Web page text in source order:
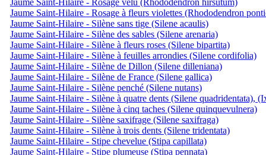
Jaume Saint-Hilaire - Rosage à fleurs violettes (Rhododendron
Jaume Saint-Hilaire - Silène sans tige (Silene acaulis)
Jaume Saint-Hilaire - Silène des sables (Silene arenaria)
Jaume Saint-Hilaire - Silène à fleurs roses (Silene bipartita)
Jaume Saint-Hilaire - Silène à feuilles arrondies (Silene cordifolia)
Jaume Saint-Hilaire - Silène de Dillon (Silene dilleniana)
Jaume Saint-Hilaire - Silène de France (Silene gallica)
Jaume Saint-Hilaire - Silène penché (Silene nutans)
Jaume Saint-Hilaire - Silène à quatre dents (Silene quadridentata),
Jaume Saint-Hilaire - Silène à cinq taches (Silene quinquevulnera)
Jaume Saint-Hilaire - Silène saxifrage (Silene saxifraga)
Jaume Saint-Hilaire - Silène à trois dents (Silene tridentata)
Jaume Saint-Hilaire - Stipe chevelue (Stipa capillata)
Jaume Saint-Hilaire - Stipe plumeuse (Stipa pennata)